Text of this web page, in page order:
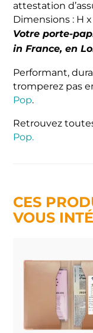
attestation
Dimensions : H x
Votre porte-
in France, en
Performant,
tromperez pas
Pop.
Retrouvez
Pop.
CES
VOUS